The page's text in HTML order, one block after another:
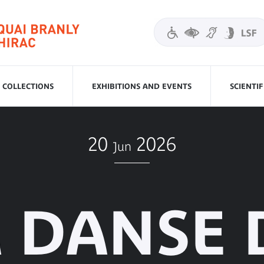
COLLECTIONS EXHIBITIONS AND EVENTS
20 Jun 2026
DANSE